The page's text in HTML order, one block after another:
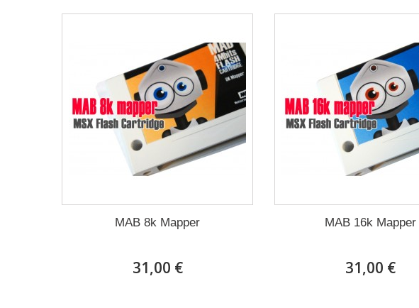
MAB 8k Mapper
31,00 €
MAB 16k Mapper
31,00 €